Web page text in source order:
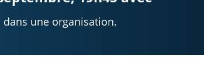
une organisation.